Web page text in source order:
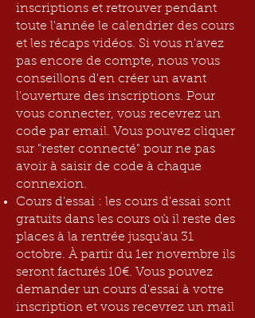
inscriptions et retrouver pendant
toute l'année le calendrier des cours
et les récaps vidéos. Si vous n'avez
pas encore de compte, nous vous
conseillons d'en créer un avant
l'ouverture des inscriptions. Pour
vous connecter, vous recevrez un
code par email. Vous pouvez cliquer
sur "rester connecté" pour ne pas
avoir à saisir de code à chaque
connexion.
Cours d'essai : les cours d'essai sont
gratuits dans les cours où il reste des
places à la rentrée jusqu'au 31
octobre. À partir du 1er novembre ils
seront facturés 10€. Vous pouvez
demander un cours d'essai à votre
inscription et vous recevrez un mail